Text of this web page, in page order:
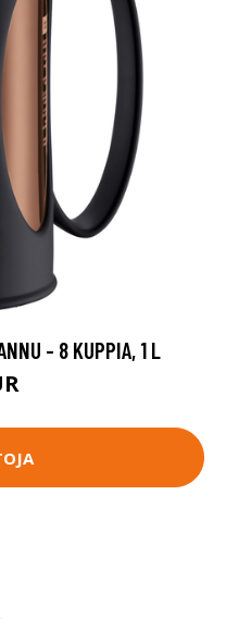
- 8 KUPPIA, 1 L